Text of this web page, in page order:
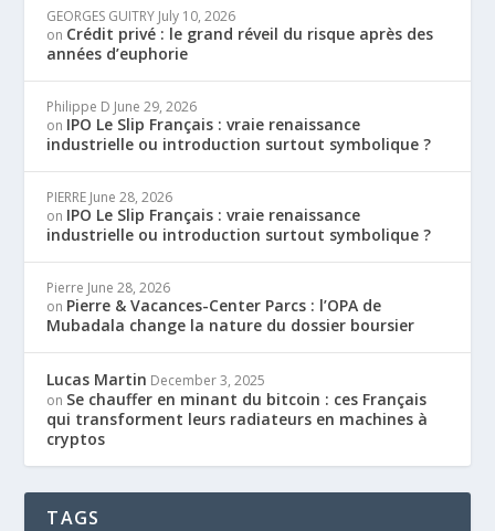
GEORGES GUITRY July 10, 2026
on Crédit privé : le grand réveil du risque après des
années d’euphorie
Philippe D June 29, 2026
on IPO Le Slip Français : vraie renaissance
industrielle ou introduction surtout symbolique ?
PIERRE June 28, 2026
on IPO Le Slip Français : vraie renaissance
industrielle ou introduction surtout symbolique ?
Pierre June 28, 2026
on Pierre & Vacances-Center Parcs : l’OPA de
Mubadala change la nature du dossier boursier
Lucas Martin December 3, 2025
on Se chauffer en minant du bitcoin : ces Français
qui transforment leurs radiateurs en machines à
cryptos
TAGS